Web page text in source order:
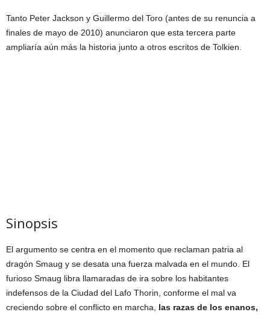
Tanto Peter Jackson y Guillermo del Toro (antes de su renuncia a
finales de mayo de 2010) anunciaron que esta tercera parte
ampliaría aún más la historia junto a otros escritos de Tolkien.
Sinopsis
El argumento se centra en el momento que reclaman patria al
dragón Smaug y se desata una fuerza malvada en el mundo. El
furioso Smaug libra llamaradas de ira sobre los habitantes
indefensos de la Ciudad del Lafo Thorin, conforme el mal va
creciendo sobre el conflicto en marcha, las razas de los enanos,